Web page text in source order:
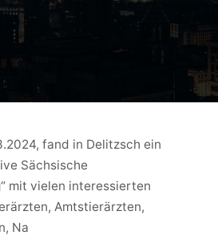
fand in Delitzsch ein
Sächsische
mit vielen interessierten
Amtstierärzten,
Na